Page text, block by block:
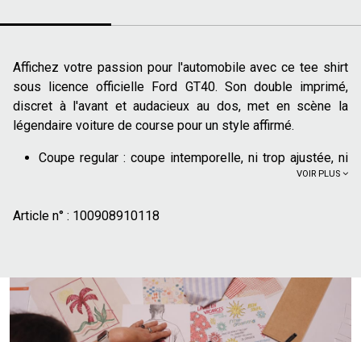
Affichez votre passion pour l'automobile avec ce tee shirt
sous licence officielle Ford GT40. Son double imprimé,
discret à l'avant et audacieux au dos, met en scène la
légendaire voiture de course pour un style affirmé.
Coupe regular : coupe intemporelle, ni trop ajustée, ni
Manches courtes
100% coton issu de l'agriculture biologique : cultivé
sans produits chimiques de synthèse (pesticides,
insecticides, engrais). Plus de 70% des cultures de
VOIR PLUS
Article n° : 100908910118